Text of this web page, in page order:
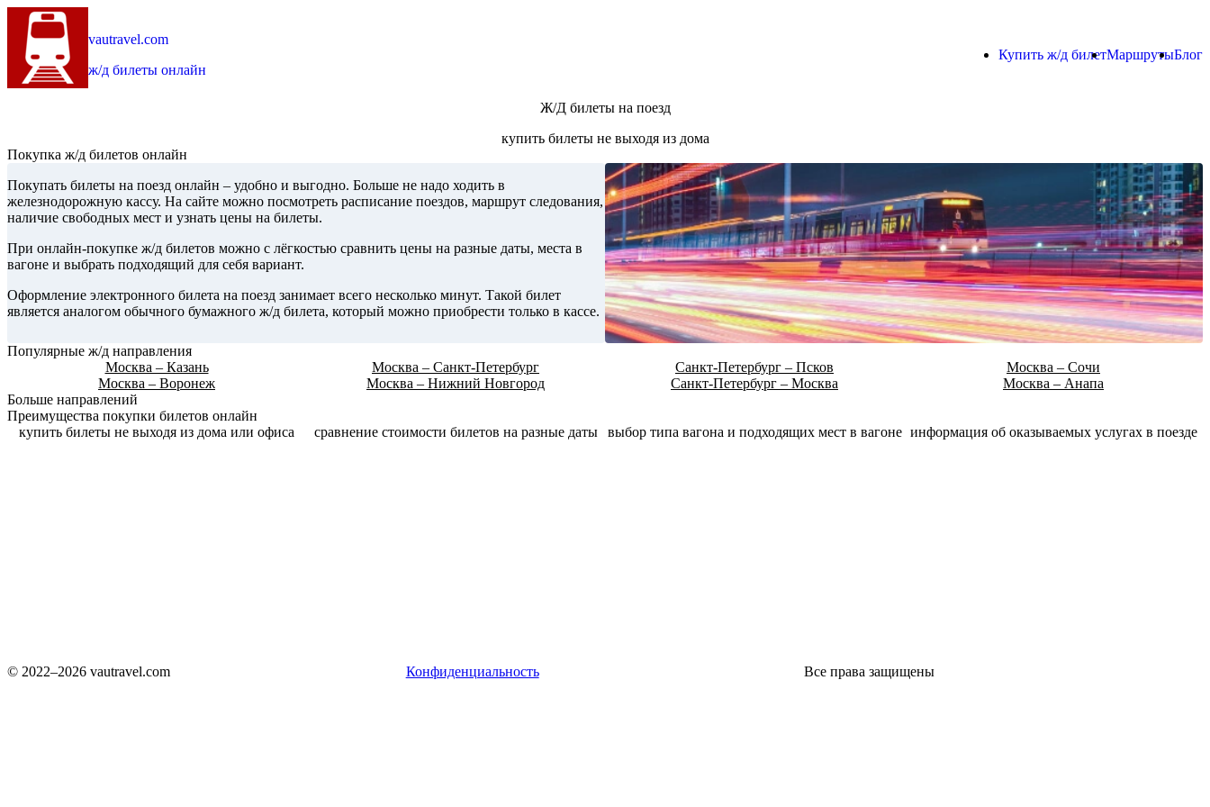
vautravel.com
ж/д билеты онлайн
Купить ж/д билетМаршрутыБлог
Ж/Д билеты на поезд
купить билеты не выходя из дома
Покупка ж/д билетов онлайн
Покупать билеты на поезд онлайн – удобно и выгодно. Больше не надо ходить в
железнодорожную кассу. На сайте можно посмотреть расписание поездов, маршрут следования,
наличие свободных мест и узнать цены на билеты.
При онлайн-покупке ж/д билетов можно с лёгкостью сравнить цены на разные даты, места в
вагоне и выбрать подходящий для себя вариант.
Оформление электронного билета на поезд занимает всего несколько минут. Такой билет
является аналогом обычного бумажного ж/д билета, который можно приобрести только в кассе.
Популярные ж/д направления
Москва – Казань
Москва – Санкт-Петербург Санкт-Петербург – Псков
Москва – Сочи
Москва – Воронеж
Москва – Нижний Новгород Санкт-Петербург – Москва
Москва – Анапа
Больше направлений
Преимущества покупки билетов онлайн
купить билеты не выходя из дома или офиса
сравнение стоимости билетов на разные даты выбор типа вагона и подходящих мест в вагоне информация об оказываемых услугах в поезде
© 2022–2026 vautravel.com Конфиденциальность Все права защищены